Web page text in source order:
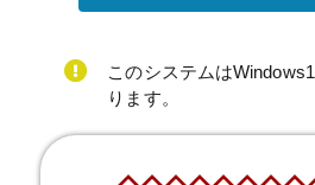
このシステムは
ります。